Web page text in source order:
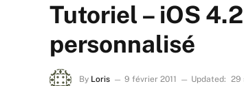
Tutoriel – iOS
personnalisé
By Loris 9 février 2011 Updated: 29